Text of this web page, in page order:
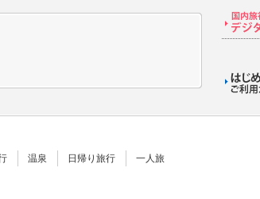
温泉 日帰り旅行 一人旅